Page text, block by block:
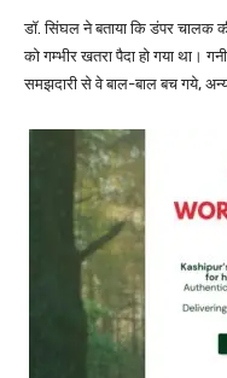
डॉ. सिंघल ने बताया कि डंपर चालक
को गम्भीर खतरा पैदा हो गया था।
समझदारी से वे बाल-बाल बच गये,